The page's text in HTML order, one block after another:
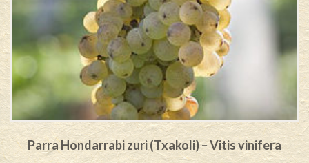
Parra Hondarrabi zuri (Txakoli) – Vitis vinifera